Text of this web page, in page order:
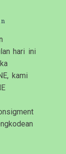
hari ini
kami